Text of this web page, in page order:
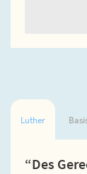
Luther
“Des